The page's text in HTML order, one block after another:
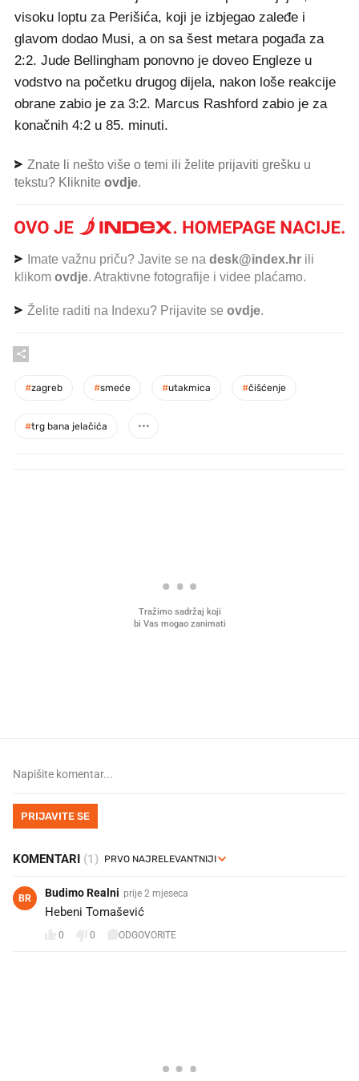
visoku loptu za Perišića, koji je izbjegao zaleđe i
glavom dodao Musi, a on sa šest metara pogađa za
2:2. Jude Bellingham ponovno je doveo Engleze u
vodstvo na početku drugog dijela, nakon loše reakcije
obrane zabio je za 3:2. Marcus Rashford zabio je za
konačnih 4:2 u 85. minuti.
Znate li nešto više o temi ili želite prijaviti grešku u
tekstu? Kliknite ovdje.
Imate važnu priču? Javite se na desk@index.hr ili
klikom ovdje. Atraktivne fotografije i videe plaćamo.
Želite raditi na Indexu? Prijavite se ovdje.
#zagreb #smeće #utakmica #čišćenje
#trg bana jelačića
PRIJAVITE SE
KOMENTARI (1)
BR Budimo Realni prije 2 mjeseca
Hebeni Tomašević
0 0 ODGOVORITE